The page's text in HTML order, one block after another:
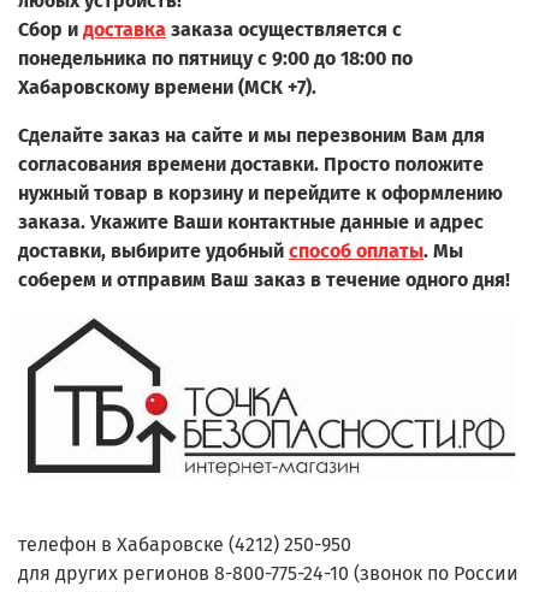
Сбор и доставка заказа осуществляется с
понедельника по пятницу с 9:00 до 18:00 по
Хабаровскому времени (МСК +7).
Сделайте заказ на сайте и мы перезвоним Вам для
согласования времени доставки. Просто положите
нужный товар в корзину и перейдите к оформлению
заказа. Укажите Ваши контактные данные и адрес
доставки, выбирите удобный способ оплаты. Мы
соберем и отправим Ваш заказ в течение одного дня!
телефон в Хабаровске (4212) 250-950
для других регионов 8-800-775-24-10 (звонок по России